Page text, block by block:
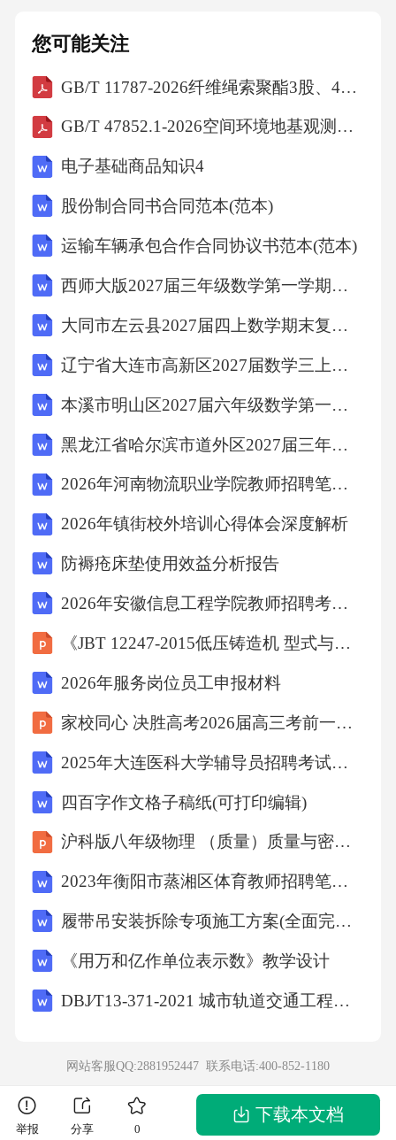
路径。一是实施“微改造”，对历史街区进行修缮
提升，不搞大拆大建，保留街巷肌理和原有风
貌，同时完善水电、消防等基础设施，改善居
的老建筑改造为博物馆、艺术工作室、特色书
店、文创商店，引入现代商业业态，让历史空
间焕发新生。三是促进“文旅融合”，设计历史文
化旅游线路，开发文创产品，举办民俗文化
老城区重新焕发活力，居民归属感增强，也带
动了文化旅游产业发展。但如何平衡商业开发
与文化原真性保护，如何让更多市民而不仅仅
是游客参与到文化传承中来，仍是F市需要持续
探索的课题。二、作答要求问题一：请根据“材
料一”和“材料二”，概括粤港澳大湾区在推动规
则衔接、优化营商环境方面取得的成效及仍然
面临的挑战。（20分）要求：概括准确，条理
T县推进乡村振兴的实践。请分析T县的做法对
于激发乡村内生动力有何启示。（30分）要
求：分析深入，启示明确，不超过400字。问题
三：假设你是S市营商环境改革办公室的工作人
员，请针对“材料二”中企业反映的“隐性壁垒”问
题，提出具体的改进建议。（30分）要求：角
色定位准确，建议具体可行，不超过500字。问
题四：请结合全部给定材料，围绕“在深化改革
度，自拟题目，写一篇议论文。（50分）要
求：（1）观点鲜明，论述深刻，结构完整；
（2）参考给定材料，但不拘泥于给定材料；
（3）语言流畅，字数1000-1200字。参考答案与
加便捷：推动科研资金跨境使用，共建科创平
您可能关注
GB/T 11787-2026纤维绳索聚酯3股、4股、8股和12股绳索
GB/T 47852.1-2026空间环境地基观测数据第1部分：分类分级
电子基础商品知识4
股份制合同书合同范本(范本)
运输车辆承包合作合同协议书范本(范本)
西师大版2027届三年级数学第一学期期末调研试题含解析
大同市左云县2027届四上数学期末复习检测模拟试题含解析
辽宁省大连市高新区2027届数学三上期末达标检测模拟试题含解析
本溪市明山区2027届六年级数学第一学期期末统考模拟试题含解析
黑龙江省哈尔滨市道外区2027届三年级数学第一学期期末检测试题含解析
2026年河南物流职业学院教师招聘笔试备考试题及答案解析
2026年镇街校外培训心得体会深度解析
防褥疮床垫使用效益分析报告
2026年安徽信息工程学院教师招聘考试参考题库及答案解析
《JBT 12247-2015低压铸造机 型式与基本参数》专题研究报告
2026年服务岗位员工申报材料
家校同心 决胜高考2026届高三考前一月冲刺家长会
2025年大连医科大学辅导员招聘考试试题及答案解析
四百字作文格子稿纸(可打印编辑)
沪科版八年级物理 （质量）质量与密度教师教学课件
2023年衡阳市蒸湘区体育教师招聘笔试模拟试题及答案
履带吊安装拆除专项施工方案(全面完整版)
《用万和亿作单位表示数》教学设计
DBJ∕T13-371-2021 城市轨道交通工程质量安全文明标准化施工管理标准
网站客服QQ:2881952447 联系电话:400-852-1180
举报 分享 0
下载本文档